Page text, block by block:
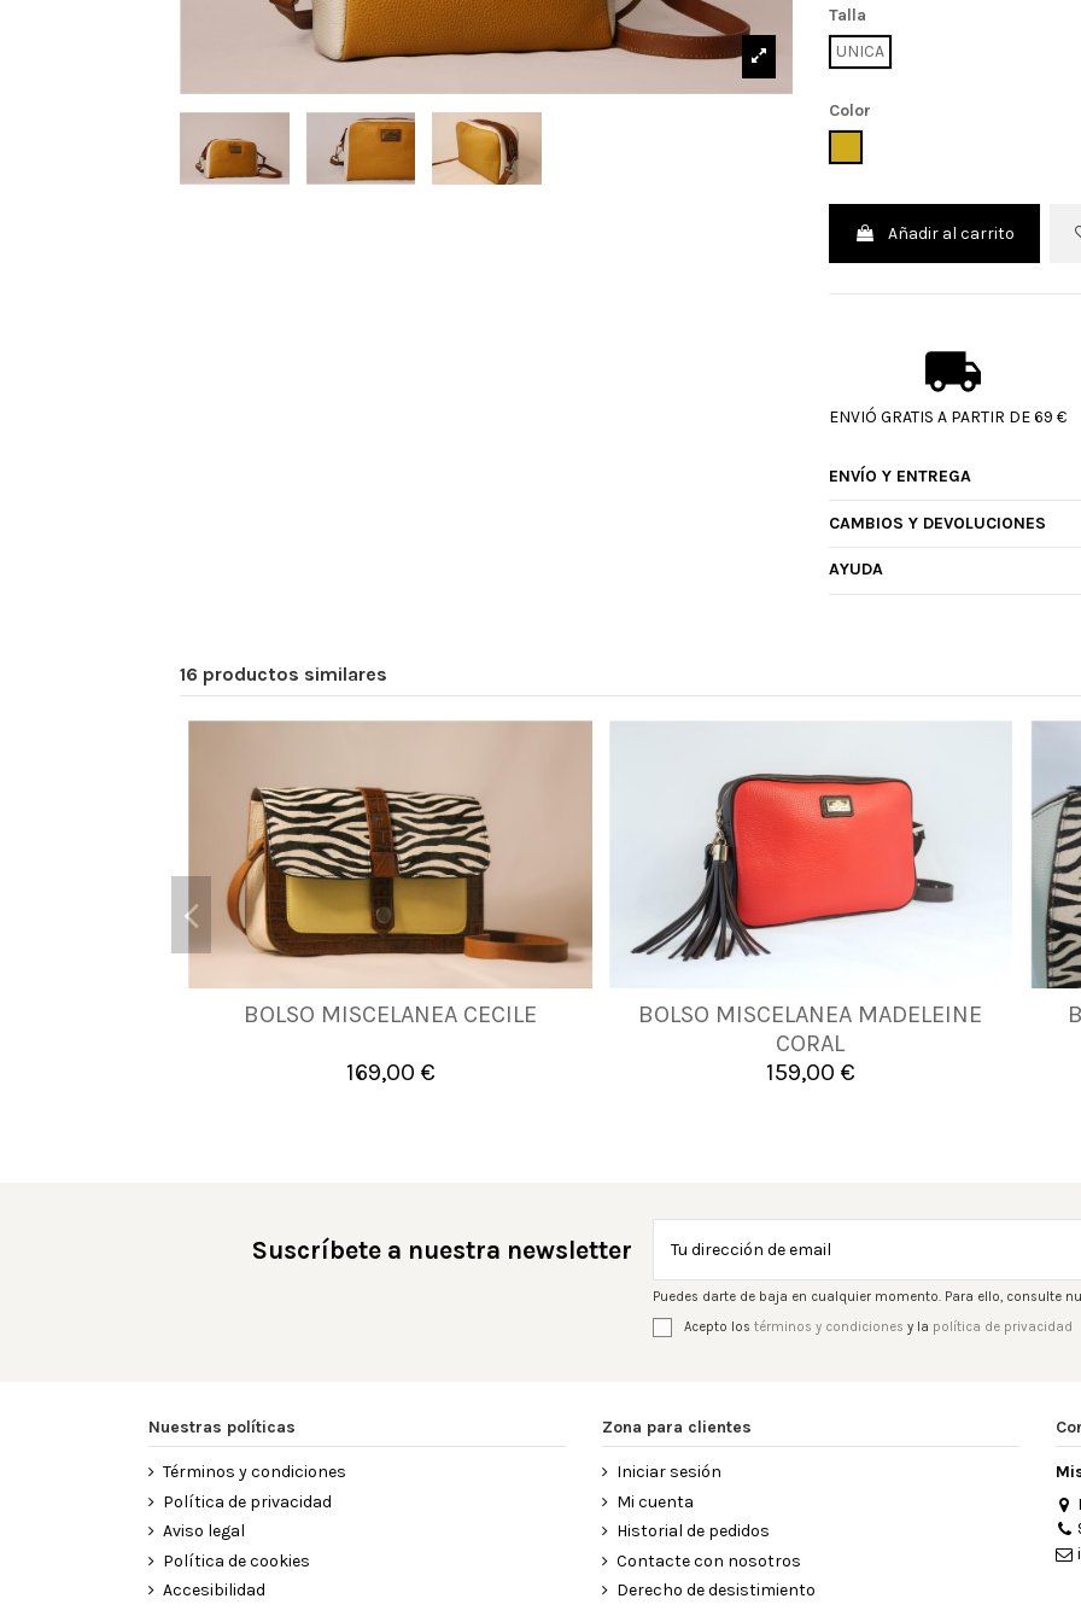
Talla
UNICA
Color
Añadir al carrito
ENVIÓ GRATIS A PARTIR DE 69 €
ENVÍO Y ENTREGA
CAMBIOS Y DEVOLUCIONES
AYUDA
16 productos similares
BOLSO MISCELANEA CECILE
169,00 €
UNICA
Añadir al carrito
BOLSO MISCELANEA MADELEINE
CORAL
159,00 €
UNICA
Añadir al carrito
Suscríbete a nuestra newsletter
Puedes darte de baja en cualquier momento. Para ello, consulte
Acepto los términos y condiciones y la política de privacidad
Nuestras políticas
Términos y condiciones
Política de privacidad
Aviso legal
Política de cookies
Accesibilidad
Zona para clientes
Iniciar sesión
Mi cuenta
Historial de pedidos
Contacte con nosotros
Derecho de desistimiento